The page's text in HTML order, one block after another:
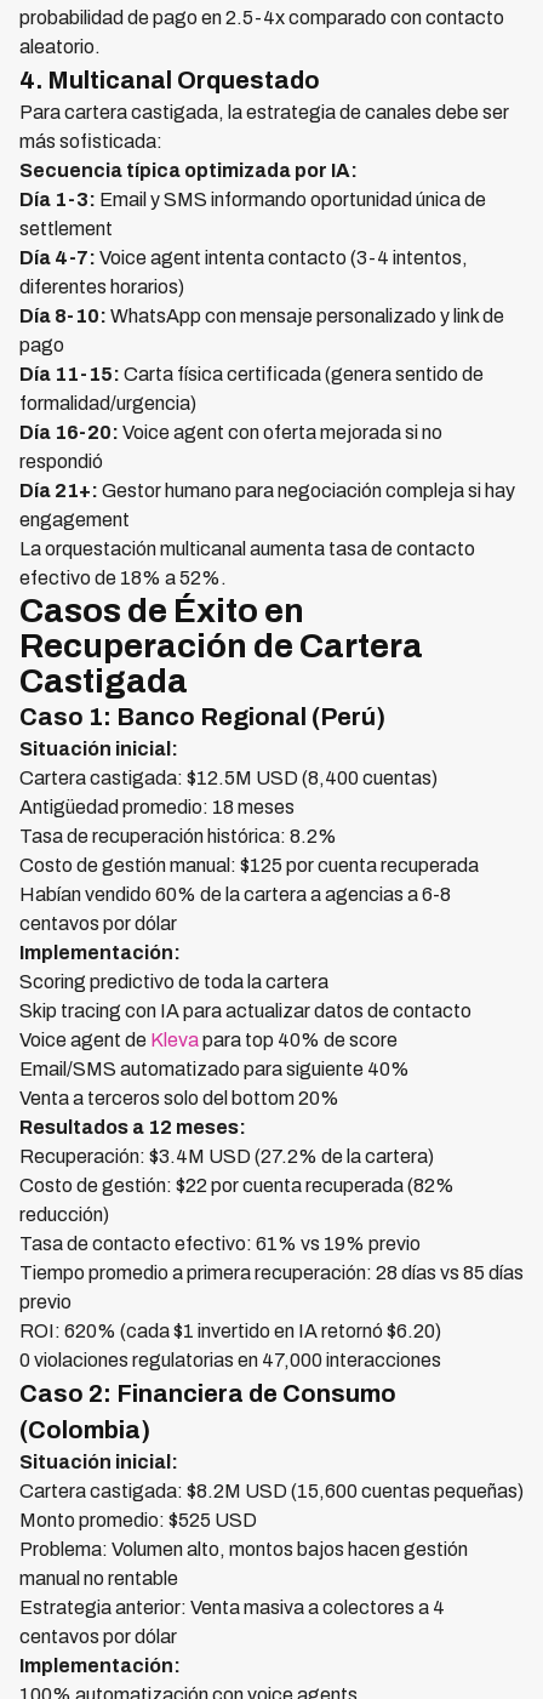
probabilidad de pago en 2.5-4x comparado con contacto
aleatorio.
4. Multicanal Orquestado
Para cartera castigada, la estrategia de canales debe ser
más sofisticada:
Secuencia típica optimizada por IA:
Día 1-3: Email y SMS informando oportunidad única de
settlement
Día 4-7: Voice agent intenta contacto (3-4 intentos,
diferentes horarios)
Día 8-10: WhatsApp con mensaje personalizado y link de
pago
Día 11-15: Carta física certificada (genera sentido de
formalidad/urgencia)
Día 16-20: Voice agent con oferta mejorada si no
respondió
Día 21+: Gestor humano para negociación compleja si hay
engagement
La orquestación multicanal aumenta tasa de contacto
efectivo de 18% a 52%.
Casos de Éxito en
Recuperación de Cartera
Castigada
Caso 1: Banco Regional (Perú)
Situación inicial:
Cartera castigada: $12.5M USD (8,400 cuentas)
Antigüedad promedio: 18 meses
Tasa de recuperación histórica: 8.2%
Costo de gestión manual: $125 por cuenta recuperada
Habían vendido 60% de la cartera a agencias a 6-8
centavos por dólar
Implementación:
Scoring predictivo de toda la cartera
Skip tracing con IA para actualizar datos de contacto
Voice agent de Klevapara top 40% de score
Email/SMS automatizado para siguiente 40%
Venta a terceros solo del bottom 20%
Resultados a 12 meses:
Recuperación: $3.4M USD (27.2% de la cartera)
Costo de gestión: $22 por cuenta recuperada (82%
reducción)
Tasa de contacto efectivo: 61% vs 19% previo
Tiempo promedio a primera recuperación: 28 días vs 85 días
previo
ROI: 620% (cada $1 invertido en IA retornó $6.20)
0 violaciones regulatorias en 47,000 interacciones
Caso 2: Financiera de Consumo
(Colombia)
Situación inicial:
Cartera castigada: $8.2M USD (15,600 cuentas pequeñas)
Monto promedio: $525 USD
Problema: Volumen alto, montos bajos hacen gestión
manual no rentable
Estrategia anterior: Venta masiva a colectores a 4
centavos por dólar
Implementación:
100% automatización con voice agents